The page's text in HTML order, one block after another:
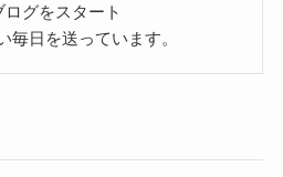
グをスタート
毎日を送っています。